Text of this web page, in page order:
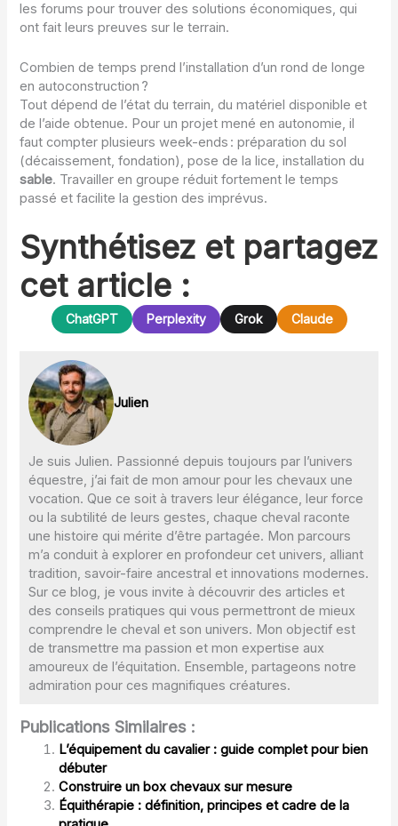
les forums pour trouver des solutions économiques, qui
ont fait leurs preuves sur le terrain.
Combien de temps prend l’installation d’un rond de longe
en autoconstruction ?
Tout dépend de l’état du terrain, du matériel disponible et
de l’aide obtenue. Pour un projet mené en autonomie, il
faut compter plusieurs week-ends : préparation du sol
(décaissement, fondation), pose de la lice, installation du
sable. Travailler en groupe réduit fortement le temps
passé et facilite la gestion des imprévus.
Synthétisez et partagez
cet article :
ChatGPT Perplexity Grok Claude
Julien
Je suis Julien. Passionné depuis toujours par l’univers
équestre, j’ai fait de mon amour pour les chevaux une
vocation. Que ce soit à travers leur élégance, leur force
ou la subtilité de leurs gestes, chaque cheval raconte
une histoire qui mérite d’être partagée. Mon parcours
m’a conduit à explorer en profondeur cet univers, alliant
tradition, savoir-faire ancestral et innovations modernes.
Sur ce blog, je vous invite à découvrir des articles et
des conseils pratiques qui vous permettront de mieux
comprendre le cheval et son univers. Mon objectif est
de transmettre ma passion et mon expertise aux
amoureux de l’équitation. Ensemble, partageons notre
admiration pour ces magnifiques créatures.
Publications Similaires :
L’équipement du cavalier : guide complet pour bien
débuter
Construire un box chevaux sur mesure
Équithérapie : définition, principes et cadre de la